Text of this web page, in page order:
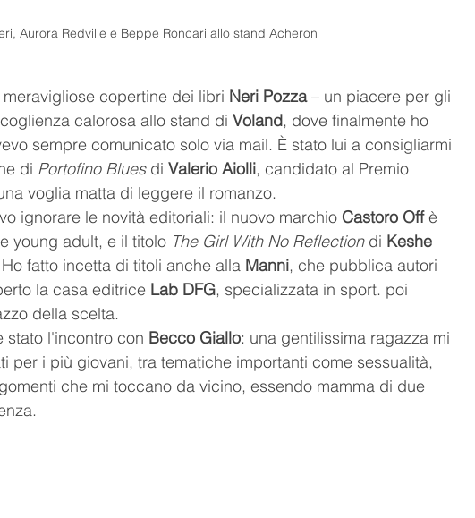
Aurora Redville e Beppe Roncari allo stand Acheron
copertine dei libri Neri Pozza – un piacere per gli
calorosa allo stand di Voland, dove finalmente ho
sempre comunicato solo via mail. È stato lui a consigliarmi
di Portofino Blues di Valerio Aiolli, candidato al Premio
voglia matta di leggere il romanzo.
ignorare le novità editoriali: il nuovo marchio Castoro Off è
young adult, e il titolo The Girl With No Reflection di Keshe
fatto incetta di titoli anche alla Manni, che pubblica autori
la casa editrice Lab DFG, specializzata in sport. poi
della scelta.
stato l'incontro con Becco Giallo: una gentilissima ragazza mi
per i più giovani, tra tematiche importanti come sessualità,
che mi toccano da vicino, essendo mamma di due